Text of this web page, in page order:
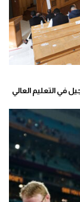
في التعليم العالي